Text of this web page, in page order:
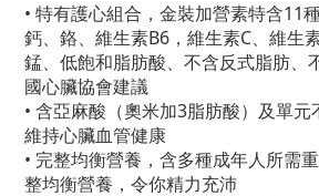
• 特有護心組合，金裝加營素特含11
鈣、鉻、維生素B6，維生素C、維生
錳、低飽和脂肪酸、不含反式脂肪、
國心臟協會建議
• 含亞麻酸（奧米加3脂肪酸）及單元
維持心臟血管健康
• 完整均衡營養，含多種成年人所需
整均衡營養，令你精力充沛